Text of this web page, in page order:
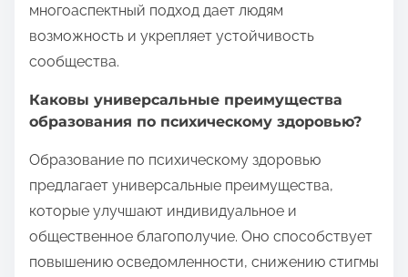
многоаспектный подход дает людям
возможность и укрепляет устойчивость
сообщества.
Каковы универсальные преимущества
образования по психическому здоровью?
Образование по психическому здоровью
предлагает универсальные преимущества,
которые улучшают индивидуальное и
общественное благополучие. Оно способствует
повышению осведомленности, снижению стигмы